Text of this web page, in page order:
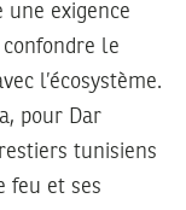
une exigence
le
l’écosystème.
pour Dar
tunisiens
feu et ses